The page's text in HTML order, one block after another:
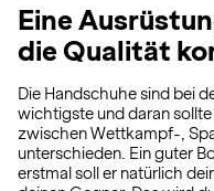
Eine
die Qualität
Die Handschuhe sind bei
wichtigste und daran
zwischen Wettkampf-,
unterschieden. Ein guter
erstmal soll er natürlich